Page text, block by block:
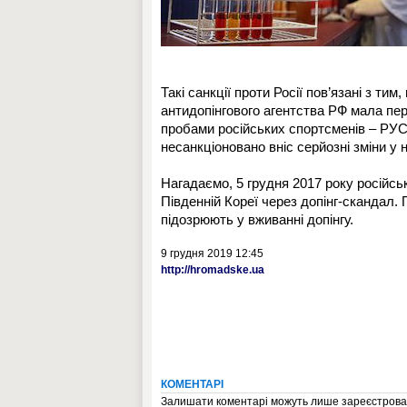
Такі санкції проти Росії пов’язані з
антидопінгового агентства РФ мала
пробами російських спортсменів –
несанкціоновано вніс серйозні
Нагадаємо, 5 грудня 2017 року
Південній Кореї через допінг-
підозрюють у вживанні допінгу.
9 грудня 2019 12:45
http://hromadske.ua
КОМЕНТАРІ
Залишати коментарі можуть лише